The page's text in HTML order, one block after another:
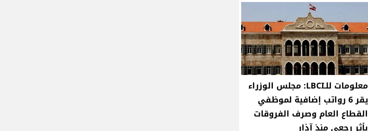
معلومات للـLBCI: مجلس الوزراء
يقر 6 رواتب إضافية لموظفي
القطاع العام وصرف الفروقات
بأثر رجعي منذ آذار